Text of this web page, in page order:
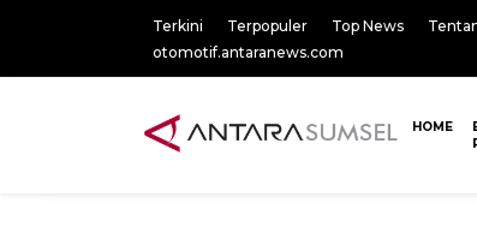
Terkini Terpopuler Top News
otomotif.antaranews.com
HOME